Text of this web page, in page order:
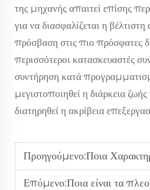
της μηχανής απαιτεί επίσης
για να διασφαλίζεται η
πρόσβαση στις πιο πρόσφατες
περισσότεροι κατασκευαστές
συντήρηση κατά
μεγιστοποιηθεί η διάρκεια
διατηρηθεί η ακρίβεια
Προηγούμενο:Ποια Χαρακτηριστικά Ασφαλείας Διαθέτει Η
Επόμενο:Ποια είναι τα πλεονεκτήματα μιας παραγωγικής γραμμής